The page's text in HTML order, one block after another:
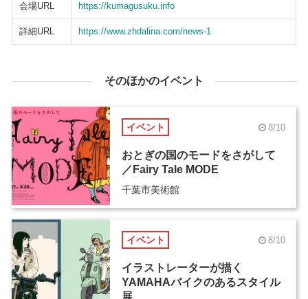
会場URL https://kumagusuku.info
詳細URL https://www.zhdalina.com/news-1
そのほかのイベント
イベント 8/10
おとぎの国のモードをさがして
／Fairy Tale MODE
千葉市美術館
イベント 8/10
イラストレーターが描く
YAMAHAバイクのあるスタイル